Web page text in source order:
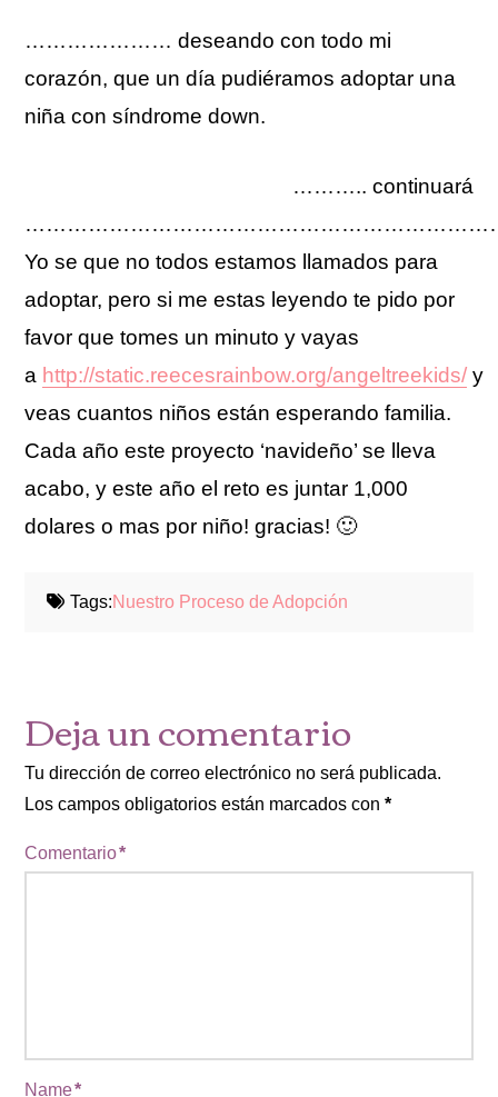
………………… deseando con todo mi
corazón, que un día pudiéramos adoptar una
niña con síndrome down.
……….. continuará
Yo se que no todos estamos llamados para
adoptar, pero si me estas leyendo te pido por
favor que tomes un minuto y vayas
a http://static.reecesrainbow.org/angeltreekids/ y
veas cuantos niños están esperando familia.
Cada año este proyecto ‘navideño’ se lleva
acabo, y este año el reto es juntar 1,000
dolares o mas por niño! gracias! 🙂
Tags:Nuestro Proceso de Adopción
Deja un comentario
Tu dirección de correo electrónico no será publicada.
Los campos obligatorios están marcados con*
Comentario*
Name*